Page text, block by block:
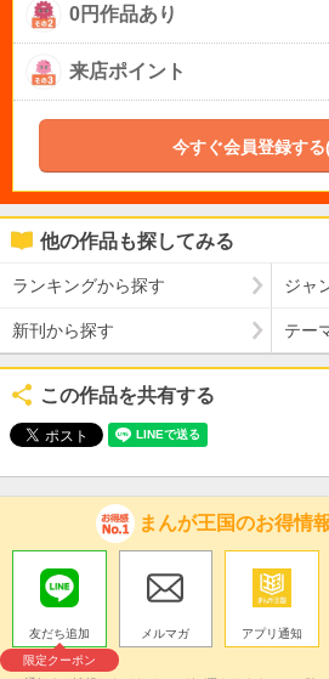
0円作品あり
来店ポイント
今すぐ会員登録する
他の作品も探してみる
ランキングから探す ジャ
新刊から探す テー
この作品を共有する
まんが王国のお得情
友だち追加
限定クーポン
メルマガ アプリ通知